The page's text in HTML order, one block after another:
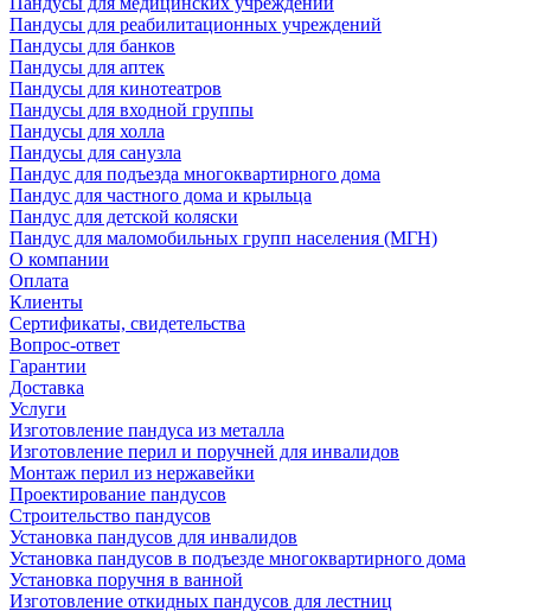
Пандусы для реабилитационных учреждений
Пандусы для банков
Пандусы для аптек
Пандусы для кинотеатров
Пандусы для входной группы
Пандусы для холла
Пандусы для санузла
Пандус для подъезда многоквартирного дома
Пандус для частного дома и крыльца
Пандус для детской коляски
Пандус для маломобильных групп населения (МГН)
О компании
Оплата
Клиенты
Сертификаты, свидетельства
Вопрос-ответ
Гарантии
Доставка
Услуги
Изготовление пандуса из металла
Изготовление перил и поручней для инвалидов
Монтаж перил из нержавейки
Проектирование пандусов
Строительство пандусов
Установка пандусов для инвалидов
Установка пандусов в подъезде многоквартирного дома
Установка поручня в ванной
Изготовление откидных пандусов для лестниц